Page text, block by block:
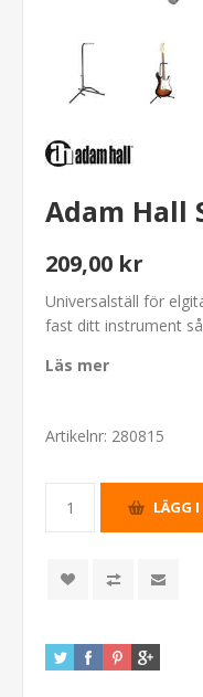
Adam Hall
209,00 kr
Universalställ för
fast ditt instrument
Läs mer
Artikelnr: 280815